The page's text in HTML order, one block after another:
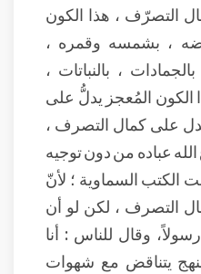
التصرّف ، هذا الكون
، بشمسه وقمره ،
، بالنباتات ،
الكون المُعجز يدلُّ على
على كمال التصرف ،
عباده من دون توجيه
الكتب السماوية ؛ لأنّ
التصرف ، لكن لو أن
رسولاً، وقال للناس : أنا
يتناقض مع شهوات